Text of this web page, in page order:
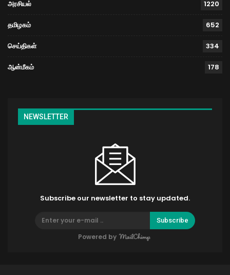
அரசியல் 1220
தமிழகம் 652
செய்திகள் 334
ஆன்மீகம் 178
NEWSLETTER
Subscribe our newsletter to stay updated.
Subscribe
Powered by